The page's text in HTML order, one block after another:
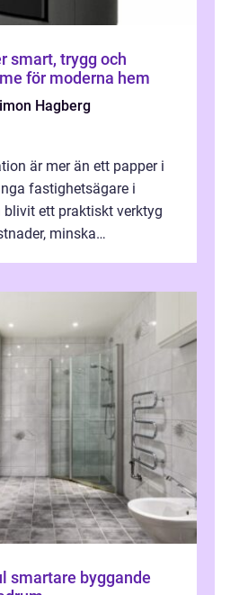
för moderna hem
Hagberg
är mer än ett papper i
fastighetsägare i
blivit ett praktiskt verktyg
minska